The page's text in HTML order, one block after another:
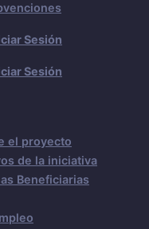
Sesión
Sesión
el proyecto
de la iniciativa
Beneficiarias